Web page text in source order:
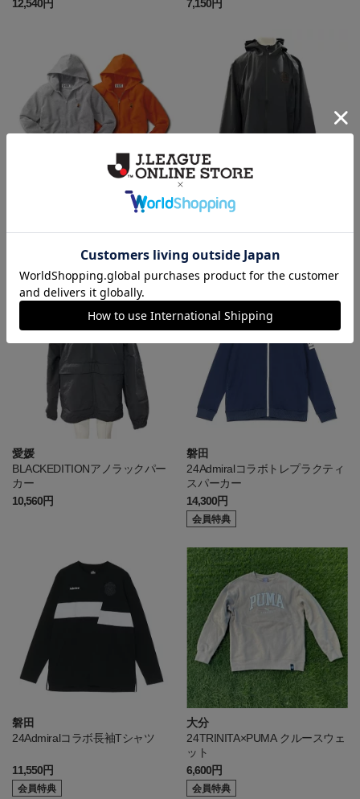
12,540円 7,150円
愛媛
チフーディ
7,150円
愛媛
BLACKEDITIONアノラックパー
カー
10,560円
磐田
24Admiralコラボトレプラクティ
スパーカー
14,300円
会員特典
磐田
24Admiralコラボ長袖Tシャツ
11,550円
会員特典
大分
24TRINITA×PUMA クルースウェ
ット
6,600円
会員特典